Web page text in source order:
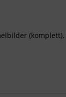
(komplett),